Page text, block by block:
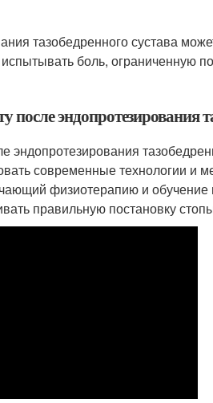
тазобедренного сустава
боль, ограниченную
эндопротезирования
эндопротезирования
современные технологии и
физиотерапию и
правильную постановку